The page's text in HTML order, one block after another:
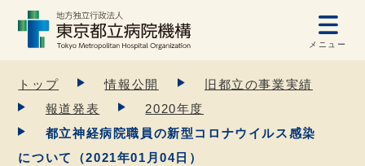
メニュー
トップ 情報公開
旧都立の事業実績
報道発表
2020年度
都立神経病院職員の新型コロナウイルス感染
について（2021年01月04日）